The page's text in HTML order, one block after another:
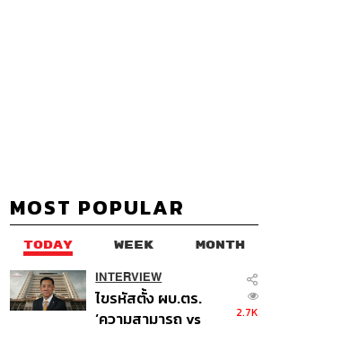
MOST POPULAR
TODAY WEEK MONTH
INTERVIEW
ไขรหัสตั้ง ผบ.ตร.
‘ความสามารถ vs
2.7K